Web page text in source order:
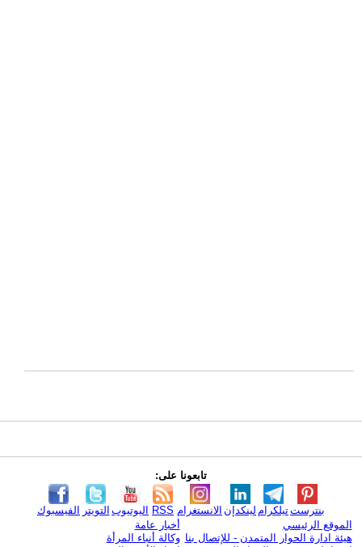
تابعونا على:
الفيسبوك التويتر اليوتيوب RSS الانستغرام لينكدإن تيلكرامبنترست
الموقع الرئيسي
هيئة ادارة الحوار المتمدن - للإتصال بنا
أخبار عامة
وكالة أنباء المرأة